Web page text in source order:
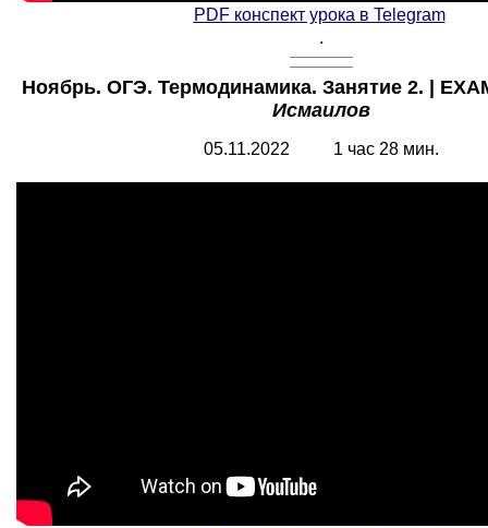
PDF конспект урока в Telegram
.
Ноябрь. ОГЭ. Термодинамика. Занятие 2. |
Исмаилов
05.11.2022 1 час 28 мин.